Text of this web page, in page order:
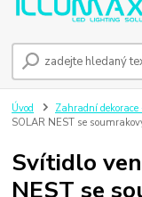
Úvod Zahradní
SOLAR NEST se
Svítidlo
NEST se